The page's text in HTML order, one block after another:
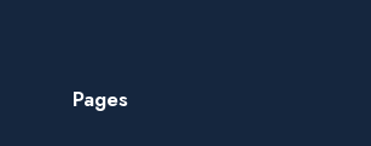
Pages